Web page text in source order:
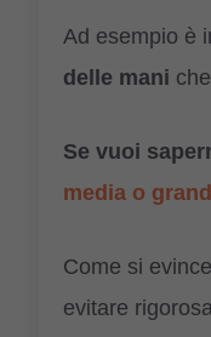
Ad esempio è
delle mani
Se vuoi
media o
Come si
evitare